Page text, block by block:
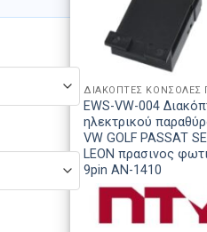
EWS-VW-004
ηλεκτρικού
VW GOLF PASSAT
LEON πρασινος
9pin AN-1410